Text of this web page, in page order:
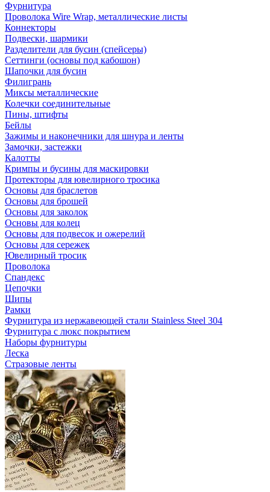
Фурнитура
Проволока Wire Wrap, металлические листы
Коннекторы
Подвески, шармики
Разделители для бусин (спейсеры)
Сеттинги (основы под кабошон)
Шапочки для бусин
Филигрань
Миксы металлические
Колечки соединительные
Пины, штифты
Бейлы
Зажимы и наконечники для шнура и ленты
Замочки, застежки
Калотты
Кримпы и бусины для маскировки
Протекторы для ювелирного тросика
Основы для браслетов
Основы для брошей
Основы для заколок
Основы для колец
Основы для подвесок и ожерелий
Основы для сережек
Ювелирный тросик
Проволока
Спандекс
Цепочки
Шипы
Рамки
Фурнитура из нержавеющей стали Stainless Steel 304
Фурнитура с люкс покрытием
Наборы фурнитуры
Леска
Стразовые ленты